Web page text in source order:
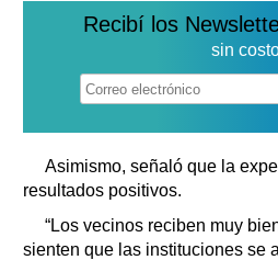
Recibí los
sin
Asimismo, señaló que la
resultados positivos.
“Los vecinos reciben muy
sienten que las instituciones se